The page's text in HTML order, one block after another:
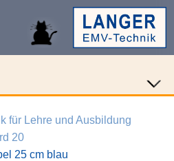
für Lehre und Ausbildung
20
25 cm blau